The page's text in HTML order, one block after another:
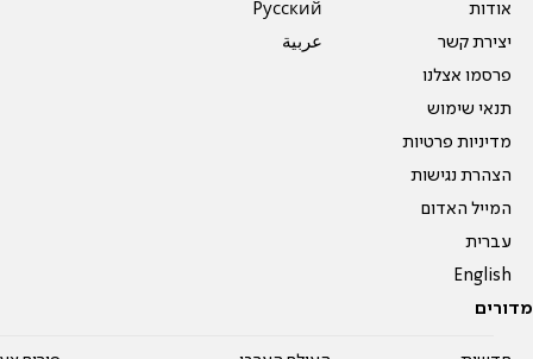
אודות
יצירת קשר
פרסמו אצלנו
תנאי שימוש
מדיניות פרטיות
הצהרת נגישות
המייל האדום
עברית
English
Pусский
عربية
מדורים